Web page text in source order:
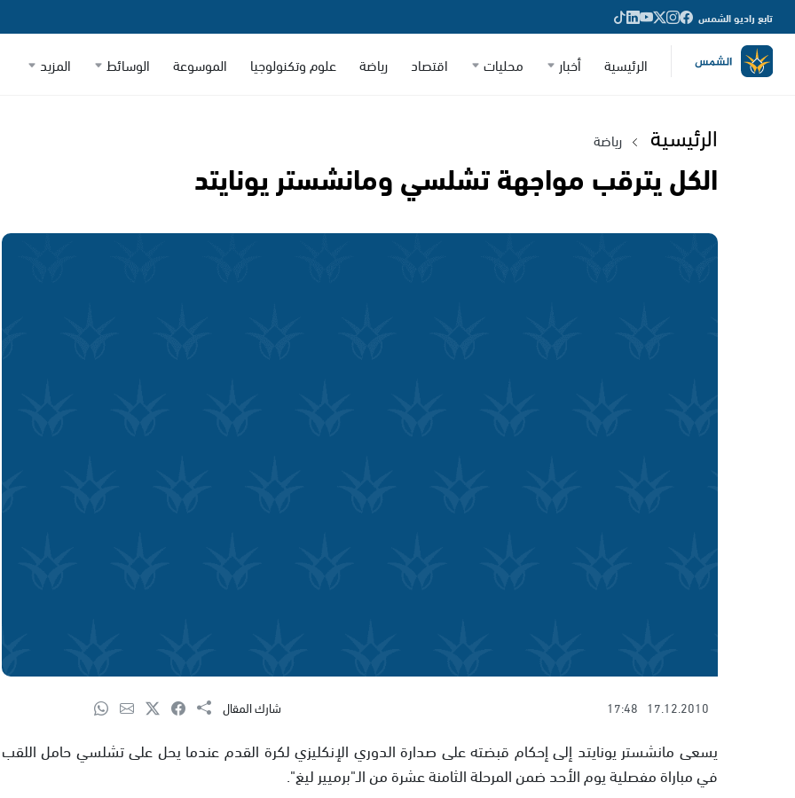
تابع راديو الشمس
الرئيسية أخبار محليات اقتصاد رياضة علوم وتكنولوجيا الموسوعة الوسائط المزيد
الرئيسية رياضة
الكل يترقب مواجهة تشلسي ومانشستر يونايتد
17.12.2010
17:48 شارك المقال
يسعى مانشستر يونايتد إلى إحكام قبضته على صدارة الدوري الإنكليزي لكرة القدم عندما يحل على تشلسي حامل اللقب
في مباراة مفصلية يوم الأحد ضمن المرحلة الثامنة عشرة من الـ"برميير ليغ".